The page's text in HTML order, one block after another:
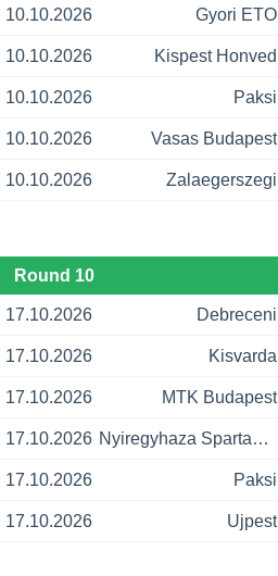
10.10.2026 Gyori ETO
10.10.2026 Kispest Honved
10.10.2026 Paksi
10.10.2026 Vasas Budapest
10.10.2026 Zalaegerszegi
Round 10
17.10.2026 Debreceni
17.10.2026 Kisvarda
17.10.2026 MTK Budapest
17.10.2026 Nyiregyhaza Spartacus
17.10.2026 Paksi
17.10.2026 Ujpest